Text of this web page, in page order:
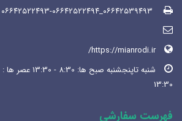
https://mianrodi.ir/
13:30
فهرست سفارشی